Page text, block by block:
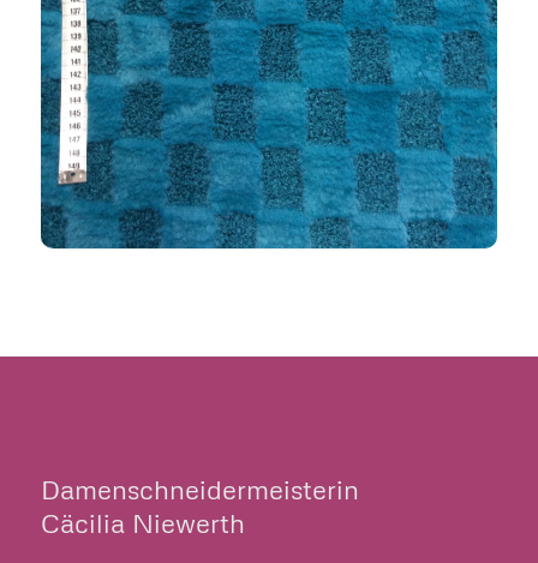
Damenschneidermeisterin
Cäcilia Niewerth